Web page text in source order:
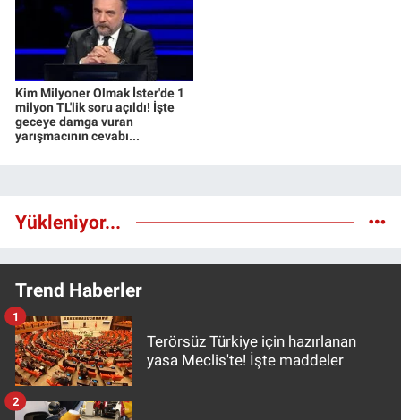
Kim Milyoner Olmak İster'de 1
milyon TL'lik soru açıldı! İşte
geceye damga vuran
yarışmacının cevabı...
Yükleniyor...
Trend Haberler
Terörsüz Türkiye için hazırlanan
yasa Meclis'te! İşte maddeler
1
2